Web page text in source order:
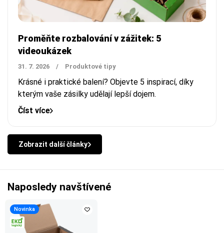
Proměňte rozbalování v zážitek: 5
videoukázek
31. 7. 2026 / Produktové tipy
Krásné i praktické balení? Objevte 5 inspirací, díky
kterým vaše zásilky udělají lepší dojem.
Číst více
Zobrazit další články
Naposledy navštívené
Novinka